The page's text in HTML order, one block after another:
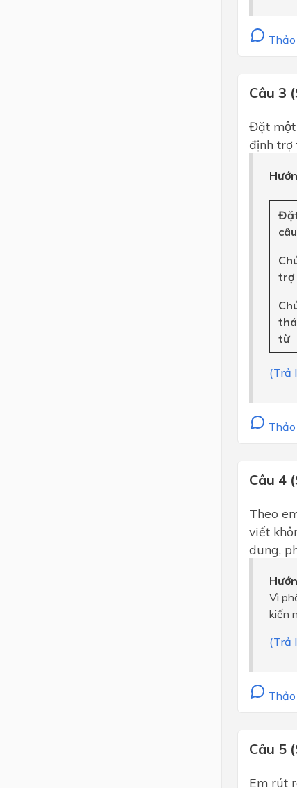
Thảo
Câu 3
Đặt một
định trợ
câu
trợ
từ
(Trả
Thảo
Câu 4
Theo
viết
dung,
Vì
kiến
(Trả
Thảo
Câu 5
Em rút